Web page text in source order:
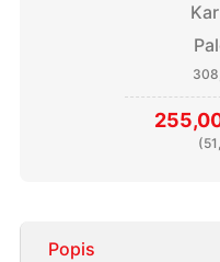
Popis
(